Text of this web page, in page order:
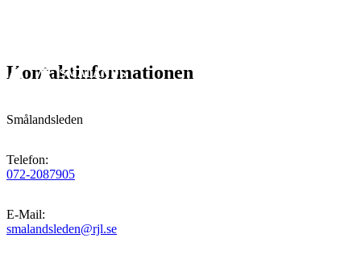
Kontaktinformationen
Smålandsleden
Telefon:
072-2087905
E-Mail:
smalandsleden@rjl.se